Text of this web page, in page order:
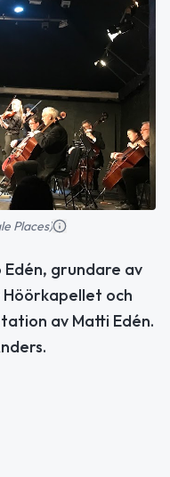
Places)
grundare av
Höörkapellet och
av Matti Edén.